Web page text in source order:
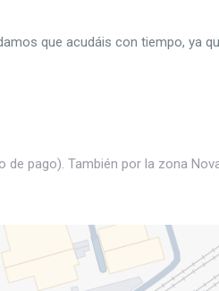
que acudáis con tiempo, ya
de pago). También por la zona